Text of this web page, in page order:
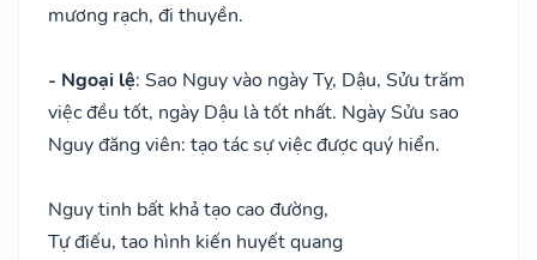
mương rạch, đi thuyền.
- Ngoại lệ: Sao Nguy vào ngày Tỵ, Dậu, Sửu trăm
việc đều tốt, ngày Dậu là tốt nhất. Ngày Sửu sao
Nguy đăng viên: tạo tác sự việc được quý hiển.
Nguy tinh bất khả tạo cao đường,
Tự điếu, tao hình kiến huyết quang